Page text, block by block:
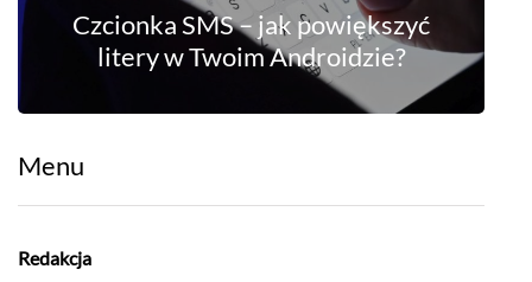
Czcionka SMS – jak powiększyć
litery w Twoim Androidzie?
Menu
Redakcja